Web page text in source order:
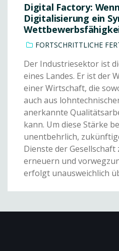
Digital Factory:
Digitalisierung ein
FORTSCHRITTLICHE
Der Industriesektor ist
eines Landes. Er ist der
einer Wirtschaft, die
auch aus
anerkannte
kann. Um diese Stärke
unentbehrlich,
Dienste der
erneuern und
erfolgt unausweichlich